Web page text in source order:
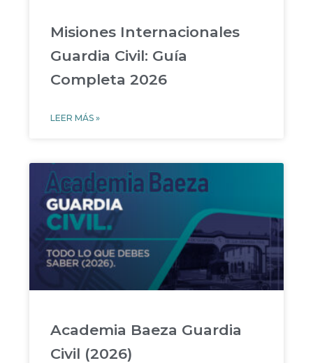
Misiones Internacionales
Guardia Civil: Guía
Completa 2026
LEER MÁS »
Academia Baeza Guardia
Civil (2026)